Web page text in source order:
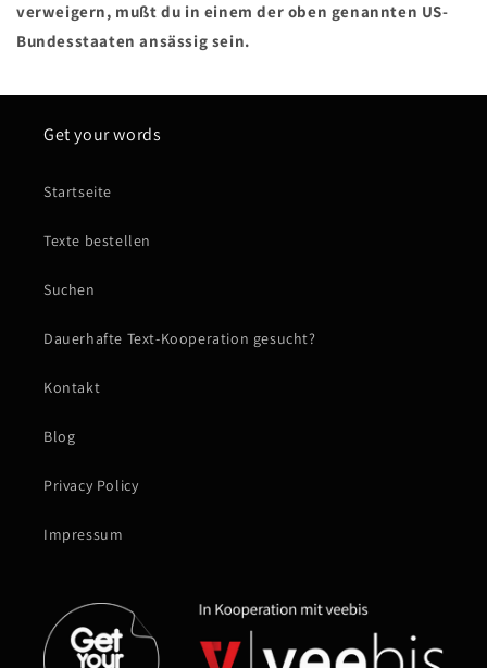
verweigern, mußt du in einem der oben genannten US-
Bundesstaaten ansässig sein.
Get your words
Startseite
Texte bestellen
Suchen
Dauerhafte Text-Kooperation gesucht?
Kontakt
Blog
Privacy Policy
Impressum